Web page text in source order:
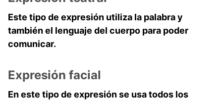
Este tipo de expresión utiliza la palabra y
también el lenguaje del cuerpo para poder
comunicar.
Expresión facial
En este tipo de expresión se usa todos los